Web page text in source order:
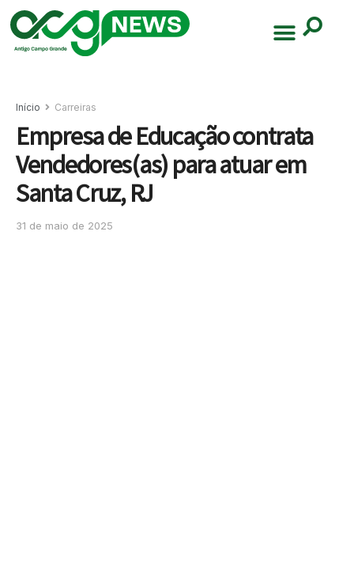
Início Carreiras
Empresa de Educação contrata
Vendedores(as) para atuar em
Santa Cruz, RJ
31 de maio de 2025